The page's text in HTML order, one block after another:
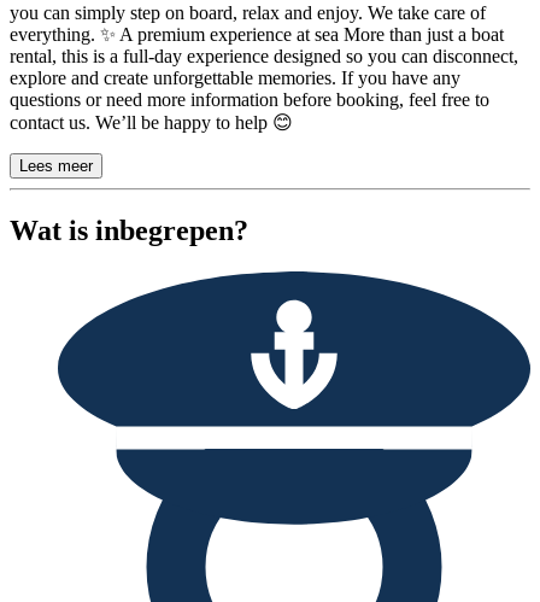
you can simply step on board, relax and enjoy. We take care of
everything. ✨ A premium experience at sea More than just a boat
rental, this is a full-day experience designed so you can disconnect,
explore and create unforgettable memories. If you have any
questions or need more information before booking, feel free to
contact us. We’ll be happy to help 😊
Lees meer
Wat is inbegrepen?